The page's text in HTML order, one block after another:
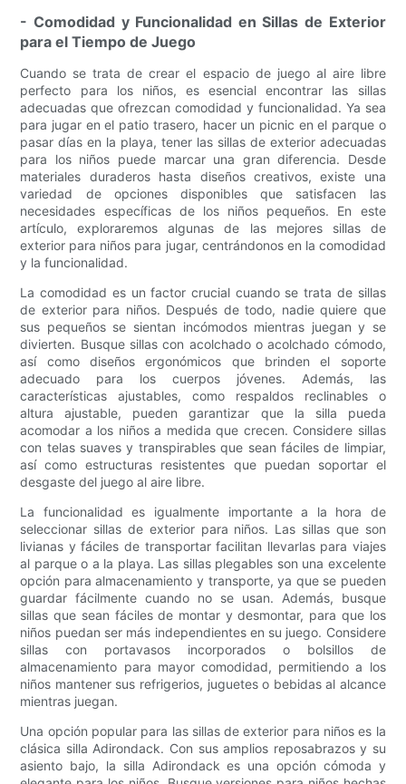
- Comodidad y Funcionalidad en Sillas de Exterior
para el Tiempo de Juego
Cuando se trata de crear el espacio de juego al aire libre
perfecto para los niños, es esencial encontrar las sillas
adecuadas que ofrezcan comodidad y funcionalidad. Ya sea
para jugar en el patio trasero, hacer un picnic en el parque o
pasar días en la playa, tener las sillas de exterior adecuadas
para los niños puede marcar una gran diferencia. Desde
materiales duraderos hasta diseños creativos, existe una
variedad de opciones disponibles que satisfacen las
necesidades específicas de los niños pequeños. En este
artículo, exploraremos algunas de las mejores sillas de
exterior para niños para jugar, centrándonos en la comodidad
y la funcionalidad.
La comodidad es un factor crucial cuando se trata de sillas
de exterior para niños. Después de todo, nadie quiere que
sus pequeños se sientan incómodos mientras juegan y se
divierten. Busque sillas con acolchado o acolchado cómodo,
así como diseños ergonómicos que brinden el soporte
adecuado para los cuerpos jóvenes. Además, las
características ajustables, como respaldos reclinables o
altura ajustable, pueden garantizar que la silla pueda
acomodar a los niños a medida que crecen. Considere sillas
con telas suaves y transpirables que sean fáciles de limpiar,
así como estructuras resistentes que puedan soportar el
desgaste del juego al aire libre.
La funcionalidad es igualmente importante a la hora de
seleccionar sillas de exterior para niños. Las sillas que son
livianas y fáciles de transportar facilitan llevarlas para viajes
al parque o a la playa. Las sillas plegables son una excelente
opción para almacenamiento y transporte, ya que se pueden
guardar fácilmente cuando no se usan. Además, busque
sillas que sean fáciles de montar y desmontar, para que los
niños puedan ser más independientes en su juego. Considere
sillas con portavasos incorporados o bolsillos de
almacenamiento para mayor comodidad, permitiendo a los
niños mantener sus refrigerios, juguetes o bebidas al alcance
mientras juegan.
Una opción popular para las sillas de exterior para niños es la
clásica silla Adirondack. Con sus amplios reposabrazos y su
asiento bajo, la silla Adirondack es una opción cómoda y